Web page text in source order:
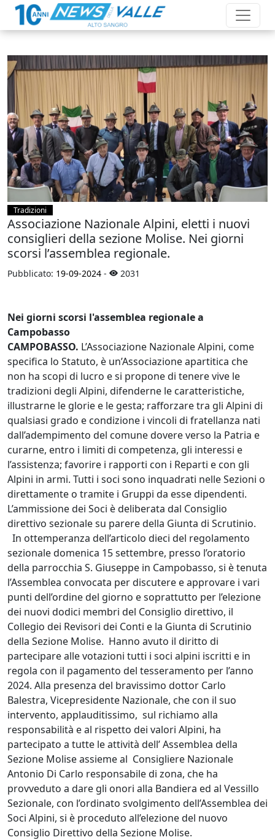
Tradizioni
Associazione Nazionale Alpini, eletti i nuovi
consiglieri della sezione Molise. Nei giorni
scorsi l’assemblea regionale.
Pubblicato: 19-09-2024 - 2031
Nei giorni scorsi l'assemblea regionale a
Campobasso
CAMPOBASSO. L’Associazione Nazionale Alpini, come
specifica lo Statuto, è un’Associazione apartitica che
non ha scopi di lucro e si propone di tenere vive le
tradizioni degli Alpini, difenderne le caratteristiche,
illustrarne le glorie e le gesta; rafforzare tra gli Alpini di
qualsiasi grado e condizione i vincoli di fratellanza nati
dall’adempimento del comune dovere verso la Patria e
curarne, entro i limiti di competenza, gli interessi e
l’assistenza; favorire i rapporti con i Reparti e con gli
Alpini in armi. Tutti i soci sono inquadrati nelle Sezioni o
direttamente o tramite i Gruppi da esse dipendenti.
L’ammissione dei Soci è deliberata dal Consiglio
direttivo sezionale su parere della Giunta di Scrutinio.
In ottemperanza dell’articolo dieci del regolamento
sezionale domenica 15 settembre, presso l’oratorio
della parrocchia S. Giuseppe in Campobasso, si è tenuta
l’Assemblea convocata per discutere e approvare i vari
punti dell’ordine del giorno e soprattutto per l’elezione
dei nuovi dodici membri del Consiglio direttivo, il
Collegio dei Revisori dei Conti e la Giunta di Scrutinio
della Sezione Molise. Hanno avuto il diritto di
partecipare alle votazioni tutti i soci alpini iscritti e in
regola con il pagamento del tesseramento per l’anno
2024. Alla presenza del bravissimo dottor Carlo
Balestra, Vicepresidente Nazionale, che con il suo
intervento, applauditissimo, sul richiamo alla
responsabilità e al rispetto dei valori Alpini, ha
partecipato a tutte le attività dell’ Assemblea della
Sezione Molise assieme al Consigliere Nazionale
Antonio Di Carlo responsabile di zona, che ha
provveduto a dare gli onori alla Bandiera ed al Vessillo
Sezionale, con l’ordinato svolgimento dell’Assemblea dei
Soci Alpini, si è proceduto all’elezione del nuovo
Consiglio Direttivo della Sezione Molise.